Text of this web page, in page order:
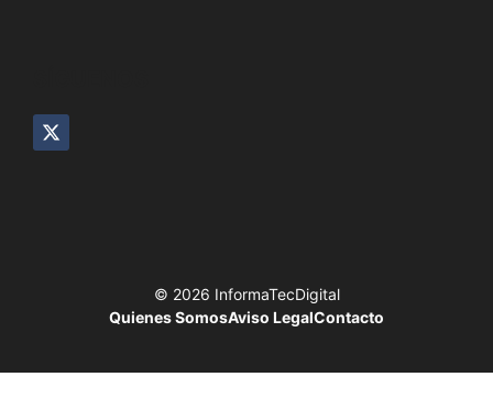
© 2026 InformaTecDigital
Quienes SomosAviso LegalContacto